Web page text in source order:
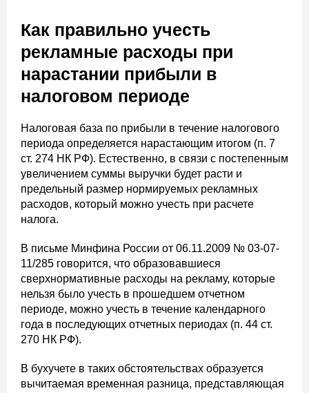
Как правильно учесть
рекламные расходы при
нарастании прибыли в
налоговом периоде
Налоговая база по прибыли в течение налогового
периода определяется нарастающим итогом (п. 7
ст. 274 НК РФ). Естественно, в связи с постепенным
увеличением суммы выручки будет расти и
предельный размер нормируемых рекламных
расходов, который можно учесть при расчете
налога.
В письме Минфина России от 06.11.2009 № 03-07-
11/285 говорится, что образовавшиеся
сверхнормативные расходы на рекламу, которые
нельзя было учесть в прошедшем отчетном
периоде, можно учесть в течение календарного
года в последующих отчетных периодах (п. 44 ст.
270 НК РФ).
В бухучете в таких обстоятельствах образуется
вычитаемая временная разница, представляющая